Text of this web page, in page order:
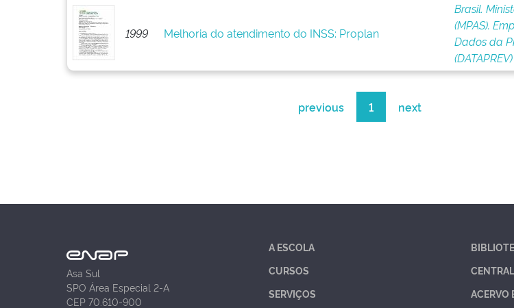
1999 Melhoria do atendimento do INSS: Proplan
Brasil.
(MPAS).
Dados da
(DATAPREV)
previous 1 next
Asa Sul
SPO Área Especial 2-A
CEP 70.610-900
A ESCOLA
CURSOS
SERVIÇOS
ACERVO